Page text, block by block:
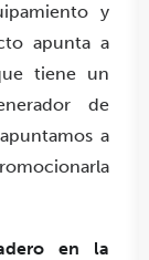
y
apunta a
tiene un
de
a
en la